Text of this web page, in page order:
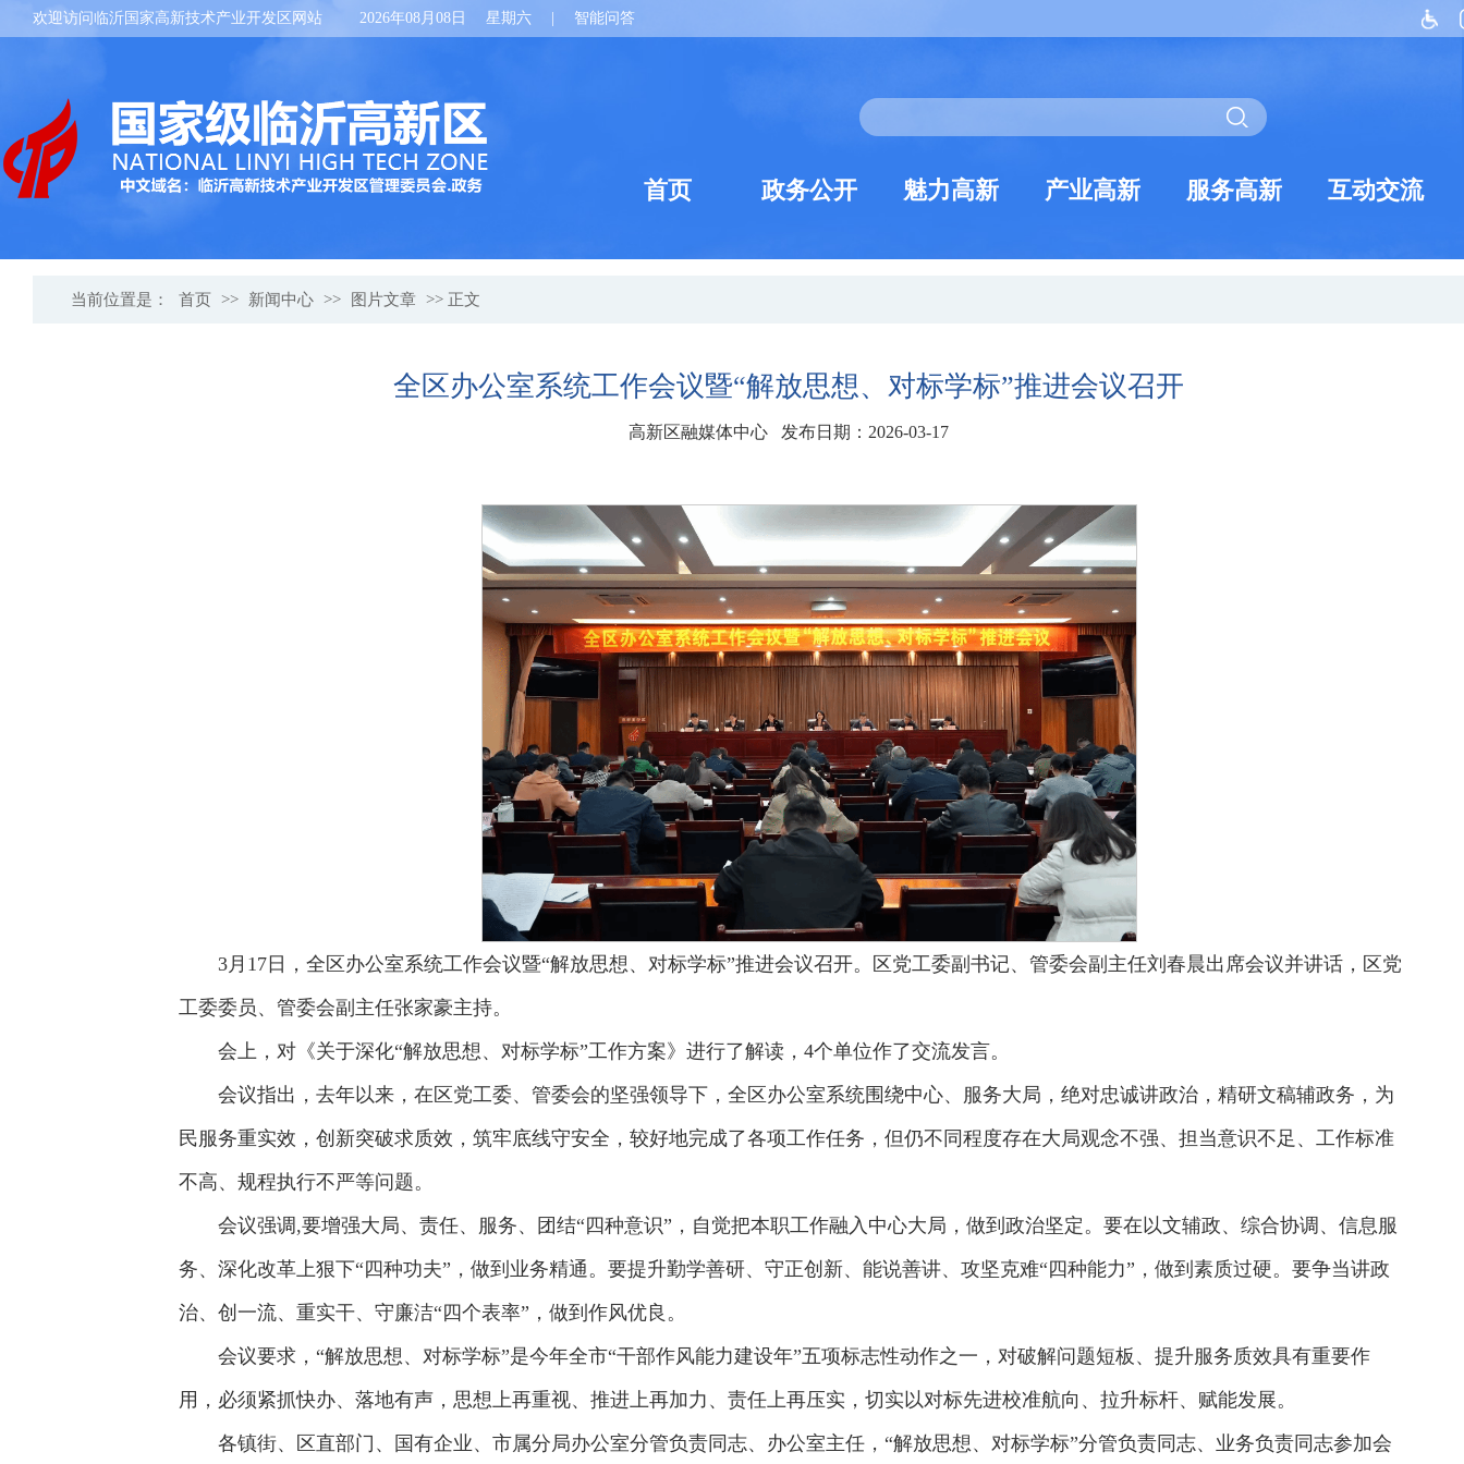
欢迎访问临沂国家高新技术产业开发区网站 2026年08月08日 星期六 智能问答
首页 政务公开 魅力高新 产业高新 服务高新 互动交流
当前位置是： 首页 >> 新闻中心 >> 图片文章 >> 正文
全区办公室系统工作会议暨“解放思想、对标学标”推进会议召开
高新区融媒体中心 发布日期：2026-03-17
3月17日，全区办公室系统工作会议暨“解放思想、对标学标”推进会议召开。区党工委副书记、管委会副主任刘春晨出席会议并讲话，区党
工委委员、管委会副主任张家豪主持。
会上，对《关于深化“解放思想、对标学标”工作方案》进行了解读，4个单位作了交流发言。
会议指出，去年以来，在区党工委、管委会的坚强领导下，全区办公室系统围绕中心、服务大局，绝对忠诚讲政治，精研文稿辅政务，为
民服务重实效，创新突破求质效，筑牢底线守安全，较好地完成了各项工作任务，但仍不同程度存在大局观念不强、担当意识不足、工作标准
不高、规程执行不严等问题。
会议强调,要增强大局、责任、服务、团结“四种意识”，自觉把本职工作融入中心大局，做到政治坚定。要在以文辅政、综合协调、信息服
务、深化改革上狠下“四种功夫”，做到业务精通。要提升勤学善研、守正创新、能说善讲、攻坚克难“四种能力”，做到素质过硬。要争当讲政
治、创一流、重实干、守廉洁“四个表率”，做到作风优良。
会议要求，“解放思想、对标学标”是今年全市“干部作风能力建设年”五项标志性动作之一，对破解问题短板、提升服务质效具有重要作
用，必须紧抓快办、落地有声，思想上再重视、推进上再加力、责任上再压实，切实以对标先进校准航向、拉升标杆、赋能发展。
各镇街、区直部门、国有企业、市属分局办公室分管负责同志、办公室主任，“解放思想、对标学标”分管负责同志、业务负责同志参加会